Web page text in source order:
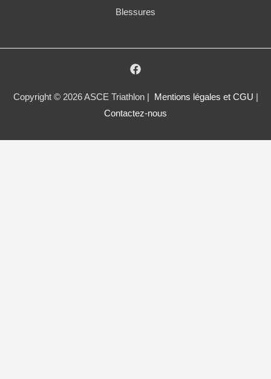
Blessures
Copyright © 2026 ASCE Triathlon | Mentions légales et CGU
Contactez-nous